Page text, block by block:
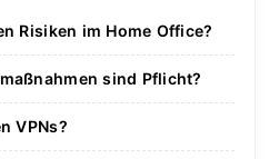
Risiken im Home Office?
zählen zu den
sind Pflicht?
Firewalls und regelmäßige
VPNs?